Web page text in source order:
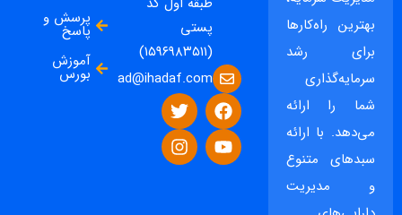
بهترین راه‌کارها
برای رشد
سرمایه‌گذاری
شما را ارائه
می‌دهد. با ارائه
سبدهای متنوع
و مدیریت
پستی
(۱۵۹۶۹۸۳۵۱۱)
ad@ihadaf.com
پرسش و
پاسخ
آموزش
بورس